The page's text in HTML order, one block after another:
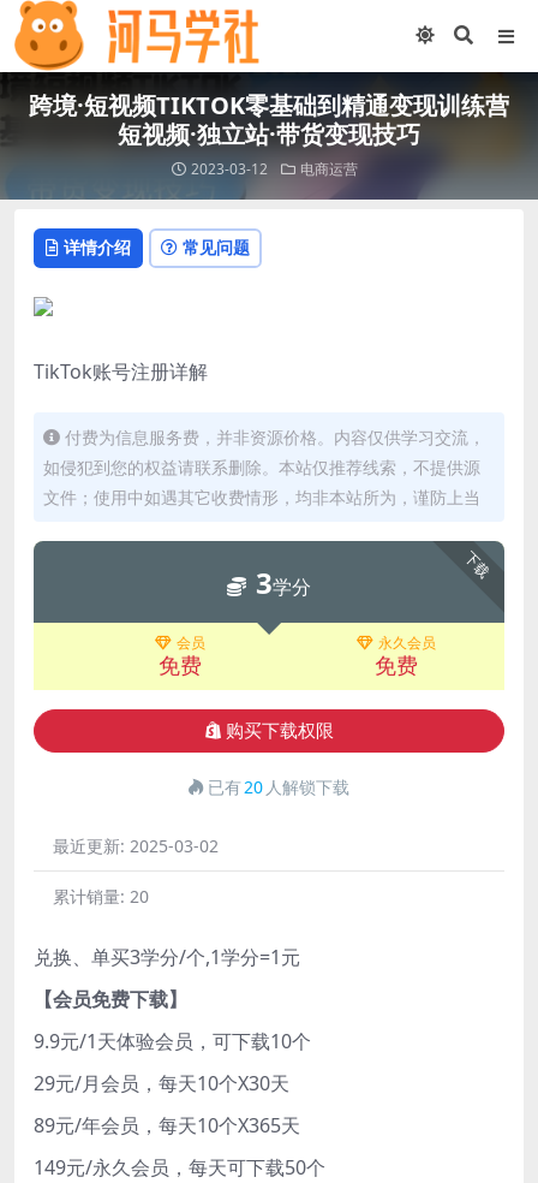
跨境·短视频TIKTOK零基础到精通变现训练营
短视频·独立站·带货变现技巧
2023-03-12 电商运营
详情介绍 常见问题
TikTok账号注册详解
付费为信息服务费，并非资源价格。内容仅供学习交流，
如侵犯到您的权益请联系删除。本站仅推荐线索，不提供源
文件；使用中如遇其它收费情形，均非本站所为，谨防上当
下载
3学分
会员
免费
永久会员
免费
购买下载权限
已有20 人解锁下载
最近更新: 2025-03-02
累计销量: 20
兑换、单买3学分/个,1学分=1元
【会员免费下载】
9.9元/1天体验会员，可下载10个
29元/月会员，每天10个X30天
89元/年会员，每天10个X365天
149元/永久会员，每天可下载50个